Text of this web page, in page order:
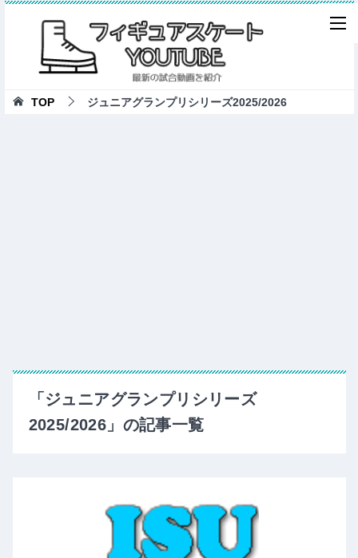
TOP ジュニアグランプリシリーズ2025/2026
「ジュニアグランプリシリーズ
2025/2026」の記事一覧